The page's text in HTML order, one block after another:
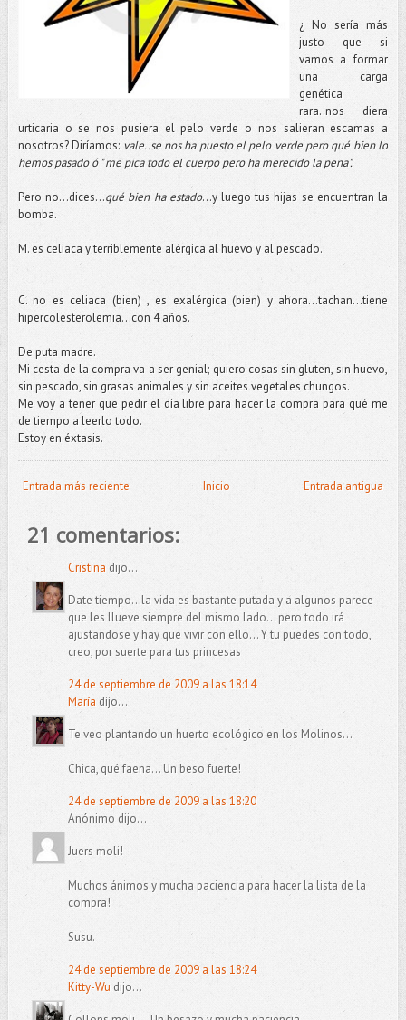
¿ No sería más
justo que si
vamos a formar
una carga
genética
rara..nos diera
urticaria o se nos pusiera el pelo verde o nos salieran escamas a
nosotros? Diríamos: vale..se nos ha puesto el pelo verde pero qué bien lo
hemos pasado ó " me pica todo el cuerpo pero ha merecido la pena".
Pero no...dices...qué bien ha estado...y luego tus hijas se encuentran la
bomba.
M. es celiaca y terriblemente alérgica al huevo y al pescado.
C. no es celiaca (bien) , es exalérgica (bien) y ahora...tachan...tiene
hipercolesterolemia...con 4 años.
De puta madre.
Mi cesta de la compra va a ser genial; quiero cosas sin gluten, sin huevo,
sin pescado, sin grasas animales y sin aceites vegetales chungos.
Me voy a tener que pedir el día libre para hacer la compra para qué me
de tiempo a leerlo todo.
Estoy en éxtasis.
Entrada más reciente Entrada antigua
Inicio
21 comentarios:
Cristina dijo...
Date tiempo...la vida es bastante putada y a algunos parece
que les llueve siempre del mismo lado... pero todo irá
ajustandose y hay que vivir con ello... Y tu puedes con todo,
creo, por suerte para tus princesas
24 de septiembre de 2009 a las 18:14
María dijo...
Te veo plantando un huerto ecológico en los Molinos...
Chica, qué faena... Un beso fuerte!
24 de septiembre de 2009 a las 18:20
Anónimo dijo...
Juers moli!
Muchos ánimos y mucha paciencia para hacer la lista de la
compra!
Susu.
24 de septiembre de 2009 a las 18:24
Kitty-Wu dijo...